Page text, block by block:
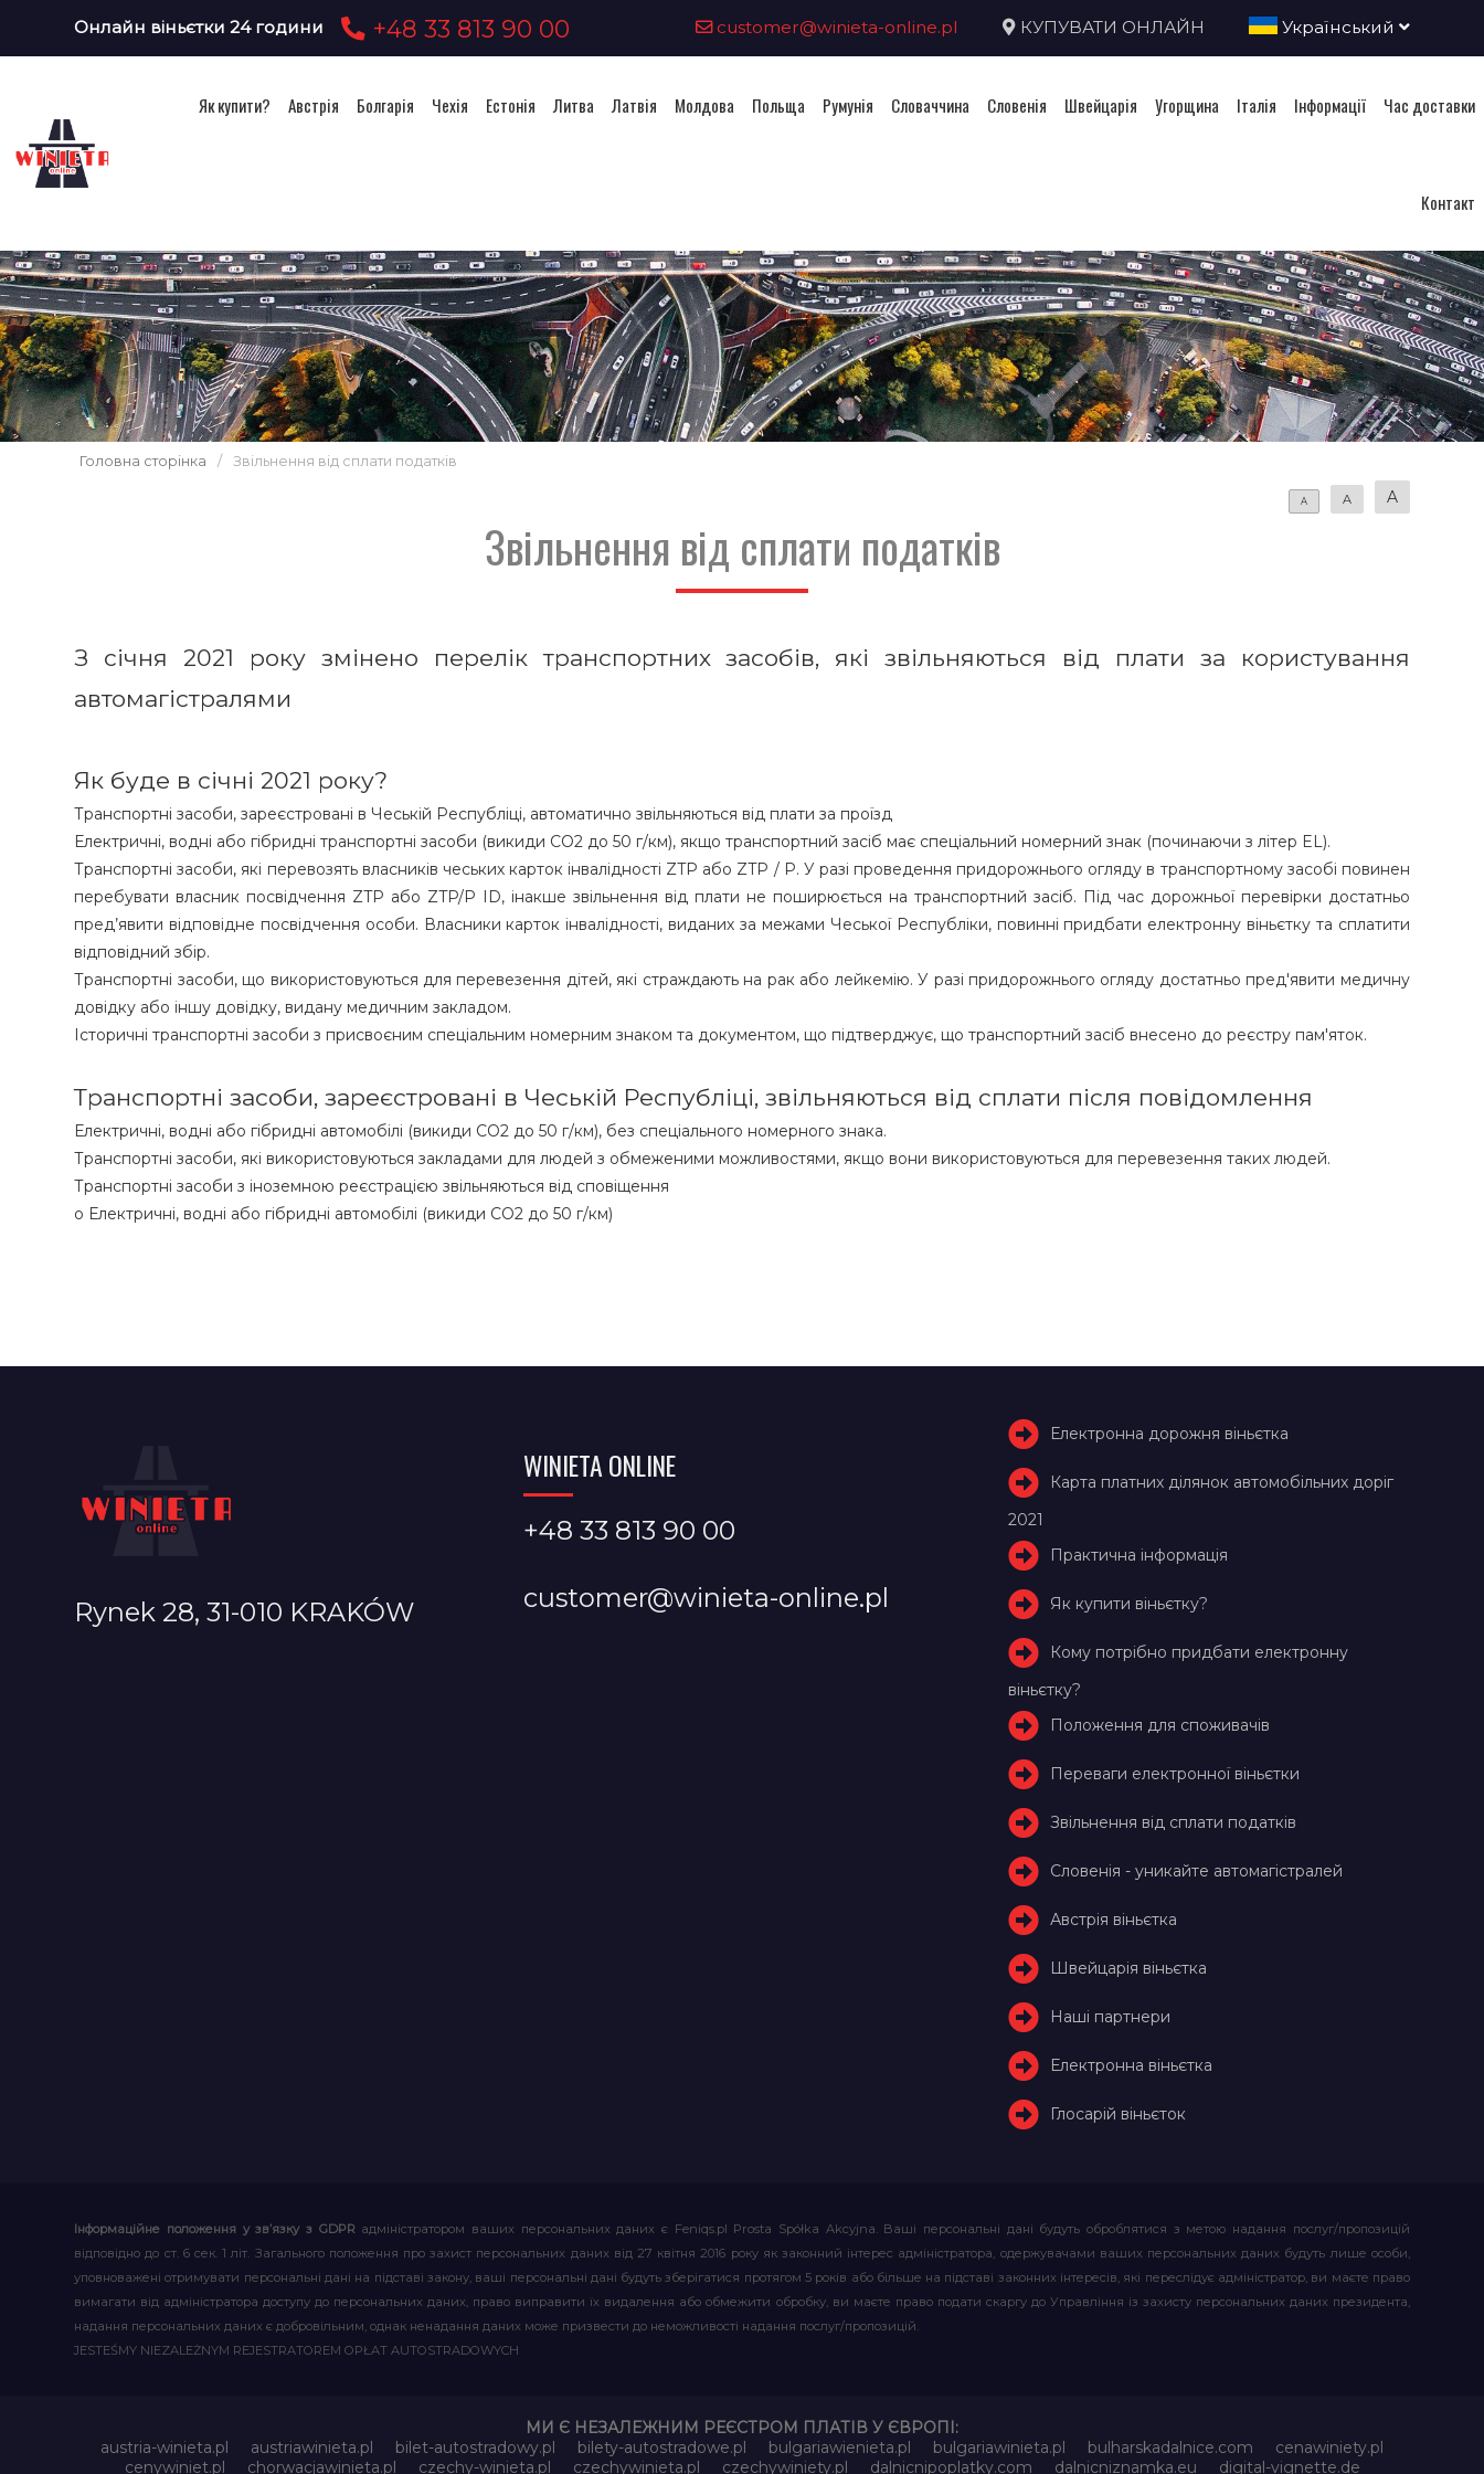
Онлайн віньєтки 24 години +48 33 813 90 00 customer@winieta-online.pl КУПУВАТИ ОНЛАЙН Український
Як купити? Австрія Болгарія Чехія Естонія Литва Латвія Молдова Польща Румунія Словаччина Словенія Швейцарія Угорщина Італія Інформації Час доставки
Контакт
Головна сторінка / Звільнення від сплати податків
A A A
Звільнення від сплати податків
З січня 2021 року змінено перелік транспортних засобів, які звільняються від плати за користування
автомагістралями
Як буде в січні 2021 року?
Транспортні засоби, зареєстровані в Чеській Республіці, автоматично звільняються від плати за проїзд
Електричні, водні або гібридні транспортні засоби (викиди CO2 до 50 г/км), якщо транспортний засіб має спеціальний номерний знак (починаючи з літер EL).
Транспортні засоби, які перевозять власників чеських карток інвалідності ZTP або ZTP / P. У разі проведення придорожнього огляду в транспортному засобі повинен
перебувати власник посвідчення ZTP або ZTP/P ID, інакше звільнення від плати не поширюється на транспортний засіб. Під час дорожньої перевірки достатньо
пред’явити відповідне посвідчення особи. Власники карток інвалідності, виданих за межами Чеської Республіки, повинні придбати електронну віньєтку та сплатити
відповідний збір.
Транспортні засоби, що використовуються для перевезення дітей, які страждають на рак або лейкемію. У разі придорожнього огляду достатньо пред'явити медичну
довідку або іншу довідку, видану медичним закладом.
Історичні транспортні засоби з присвоєним спеціальним номерним знаком та документом, що підтверджує, що транспортний засіб внесено до реєстру пам'яток.
Транспортні засоби, зареєстровані в Чеській Республіці, звільняються від сплати після повідомлення
Електричні, водні або гібридні автомобілі (викиди CO2 до 50 г/км), без спеціального номерного знака.
Транспортні засоби, які використовуються закладами для людей з обмеженими можливостями, якщо вони використовуються для перевезення таких людей.
Транспортні засоби з іноземною реєстрацією звільняються від сповіщення
o Електричні, водні або гібридні автомобілі (викиди CO2 до 50 г/км)
Rynek 28, 31-010 KRAKÓW
WINIETA ONLINE
+48 33 813 90 00
customer@winieta-online.pl
Електронна дорожня віньєтка
Карта платних ділянок автомобільних доріг
2021
Практична інформація
Як купити віньєтку?
Кому потрібно придбати електронну
віньєтку?
Положення для споживачів
Переваги електронної віньєтки
Звільнення від сплати податків
Словенія - уникайте автомагістралей
Австрія віньєтка
Швейцарія віньєтка
Наші партнери
Електронна віньєтка
Глосарій віньєток
Інформаційне положення у зв’язку з GDPR адміністратором ваших персональних даних є Feniqs.pl Prosta Spółka Akcyjna. Ваші персональні дані будуть оброблятися з метою надання послуг/пропозицій
відповідно до ст. 6 сек. 1 літ. Загального положення про захист персональних даних від 27 квітня 2016 року як законний інтерес адміністратора, одержувачами ваших персональних даних будуть лише особи,
уповноважені отримувати персональні дані на підставі закону, ваші персональні дані будуть зберігатися протягом 5 років або більше на підставі законних інтересів, які переслідує адміністратор, ви маєте право
вимагати від адміністратора доступу до персональних даних, право виправити їх видалення або обмежити обробку, ви маєте право подати скаргу до Управління із захисту персональних даних президента,
надання персональних даних є добровільним, однак ненадання даних може призвести до неможливості надання послуг/пропозицій.
JESTEŚMY NIEZALEŻNYM REJESTRATOREM OPŁAT AUTOSTRADOWYCH
МИ Є НЕЗАЛЕЖНИМ РЕЄСТРОМ ПЛАТІВ У ЄВРОПІ:
austria-winieta.pl
austriawinieta.pl bilet-autostradowy.pl bilety-autostradowe.pl bulgariawienieta.pl bulgariawinieta.pl bulharskadalnice.com
cenawiniety.pl
cenywiniet.pl
chorwacjawinieta.pl czechy-winieta.pl czechywinieta.pl czechywiniety.pl dalnicnipoplatky.com dalnicniznamka.eu digital-vignette.de